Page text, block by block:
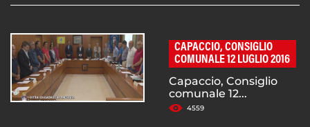
CAPACCIO, CONSIGLIO
COMUNALE 12 LUGLIO 2016
Capaccio, Consiglio
comunale 12...
4559